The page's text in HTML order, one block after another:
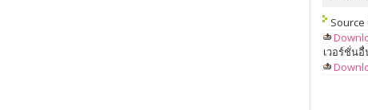
Source
เวอร์ชั่น